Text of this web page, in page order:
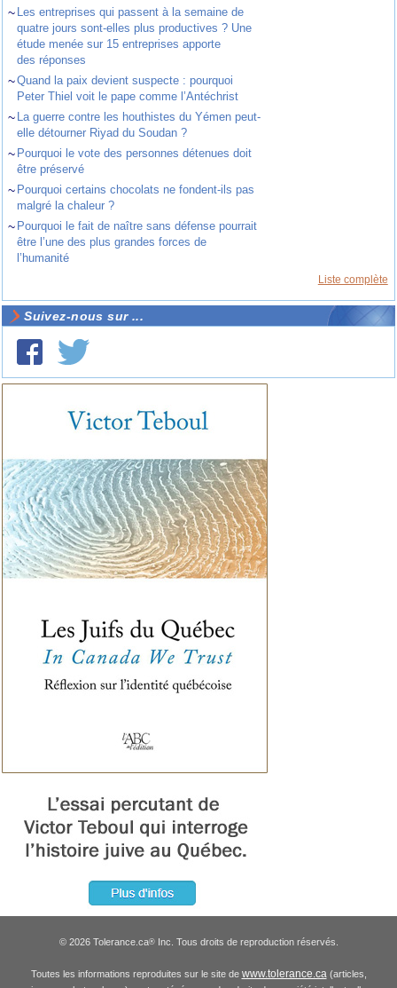
~ Les entreprises qui passent à la semaine de
quatre jours sont-elles plus productives ? Une
étude menée sur 15 entreprises apporte
des réponses
~Quand la paix devient suspecte : pourquoi
Peter Thiel voit le pape comme l’Antéchrist
~ La guerre contre les houthistes du Yémen peut-
elle détourner Riyad du Soudan ?
~ Pourquoi le vote des personnes détenues doit
être préservé
~ Pourquoi certains chocolats ne fondent-ils pas
malgré la chaleur ?
~ Pourquoi le fait de naître sans défense pourrait
être l’une des plus grandes forces de
l’humanité
Liste complète
Suivez-nous sur ...
© 2026 Tolerance.ca®Inc. Tous droits de reproduction réservés.
Toutes les informations reproduites sur le site de www.tolerance.ca(articles,